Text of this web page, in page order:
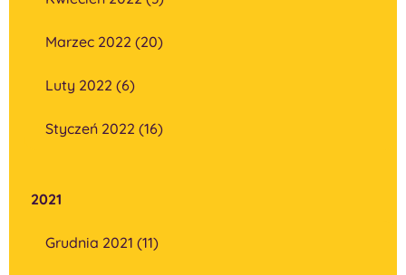
Marzec 2022 (20)
Luty 2022 (6)
Styczeń 2022 (16)
2021
Grudnia 2021 (11)